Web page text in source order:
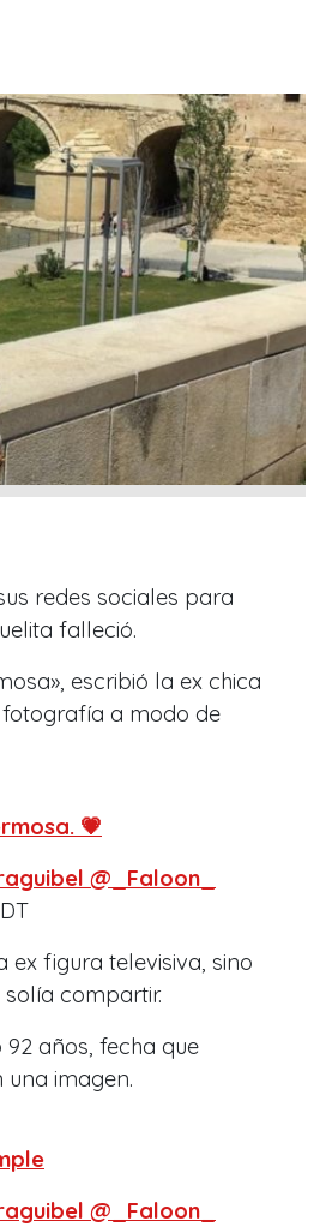
redes sociales para
falleció.
escribió la ex chica
a modo de
💗
@_Faloon_
ex figura televisiva, sino
compartir.
años, fecha que
imagen.
@_Faloon_